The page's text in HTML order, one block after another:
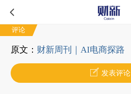
评论
原文： 财新周刊｜AI电商探路
发表评论